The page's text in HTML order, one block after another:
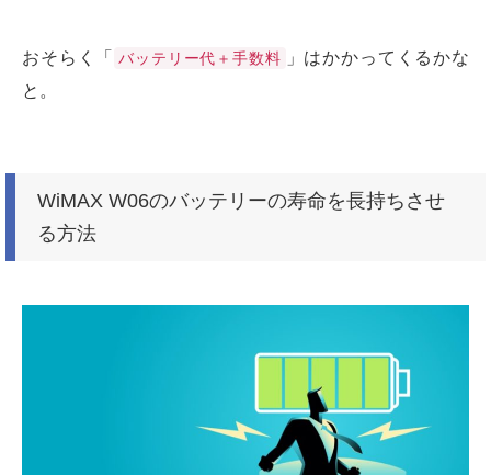
おそらく「 バッテリー代＋手数料
」はかかってくるかな
と。
WiMAX W06のバッテリーの寿命を長持ちさせ
る方法